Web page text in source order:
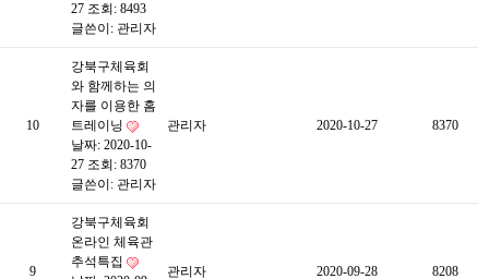
27 조회: 8493
글쓴이: 관리자
10
강북구체육회
와 함께하는 의
자를 이용한 홈
트레이닝
날짜: 2020-10-
27 조회: 8370
글쓴이: 관리자
관리자 2020-10-27 8370
9
강북구체육회
온라인 체육관
추석특집
관리자 2020-09-28 8208